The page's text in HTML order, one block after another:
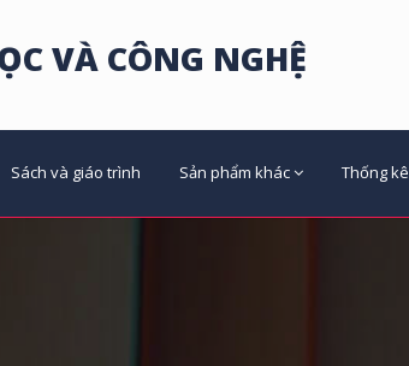
VÀ CÔNG NGHỆ
Sách và giáo trình Sản phẩm khác Thống kê